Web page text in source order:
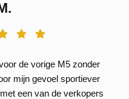
de vorige M5 zonder
mijn gevoel sportiever
een van de verkopers